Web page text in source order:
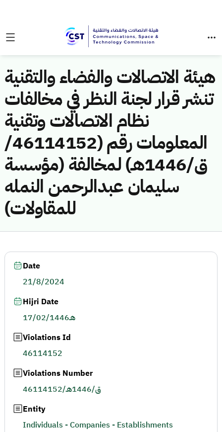
هيئة الاتصالات والفضاء والتقنية
تنشر قرار لجنة النظر في مخالفات
نظام الاتصالات وتقنية
المعلومات رقم (46114152/
ق/1446هـ) لمخالفة (مؤسسة
سليمان عبدالرحمن النمله
للمقاولات)
Date
21/8/2024
Hijri Date
17/02/1446هـ
Violations Id
46114152
Violations Number
46114152/ق/1446هـ
Entity
Individuals - Companies - Establishments